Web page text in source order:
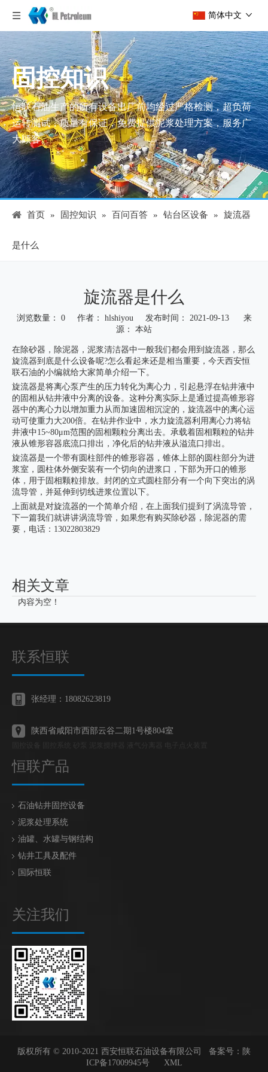
简体中文
固控知识
恒联石油生产的所有设备出厂前均经过严格检测，超负荷
运转测试，质量有保证，免费提供泥浆处理方案，服务广
大顾客。
首页 » 固控知识 » 百问百答 » 钻台区设备 » 旋流器
是什么
旋流器是什么
浏览数量： 0作者： hlshiyou 发布时间： 2021-09-13 来
源： 本站
["wechat","weibo","qzone","douban","email"]
在除砂器，除泥器，泥浆清洁器中一般我们都会用到旋流器，那么
旋流器到底是什么设备呢?怎么看起来还是相当重要，今天西安恒
联石油的小编就给大家简单介绍一下。
旋流器是将离心泵产生的压力转化为离心力，引起悬浮在钻井液中
的固相从钻井液中分离的设备。这种分离实际上是通过提高锥形容
器中的离心力以增加重力从而加速固相沉淀的，旋流器中的离心运
动可使重力大200倍。在钻井作业中，水力旋流器利用离心力将钻
井液中15~80μm范围的固相颗粒分离出去。承载着固相颗粒的钻井
液从锥形容器底流口排出，净化后的钻井液从溢流口排出。
旋流器是一个带有圆柱部件的锥形容器，锥体上部的圆柱部分为进
浆室，圆柱体外侧安装有一个切向的进浆口，下部为开口的锥形
体，用于固相颗粒排放。封闭的立式圆柱部分有一个向下突出的涡
流导管，并延伸到切线进浆位置以下。
上面就是对旋流器的一个简单介绍，在上面我们提到了涡流导管，
下一篇我们就讲讲涡流导管，如果您有购买除砂器，除泥器的需
要，电话：13022803829
相关文章
内容为空！
联系恒联
张经理：18082623819
陕西省咸阳市西部云谷二期1号楼804室
恒联产品
石油钻井固控设备
泥浆处理系统
油罐、水罐与钢结构
钻井工具及配件
国际恒联
关注我们
版权所有 © 2010-2021 西安恒联石油设备有限公司 备案号： 陕
ICP备17009945号
XML